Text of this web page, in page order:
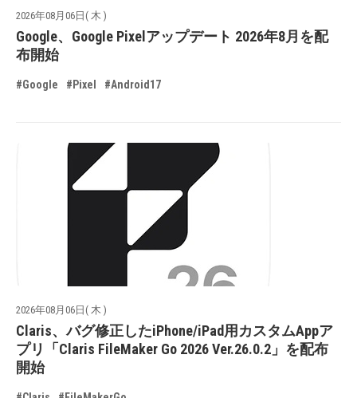
2026年08月06日( 木 )
Google、Google Pixelアップデート 2026年8月を配
布開始
#Google #Pixel #Android17
2026年08月06日( 木 )
Claris、バグ修正したiPhone/iPad用カスタムAppア
プリ「Claris FileMaker Go 2026 Ver.26.0.2」を配布
開始